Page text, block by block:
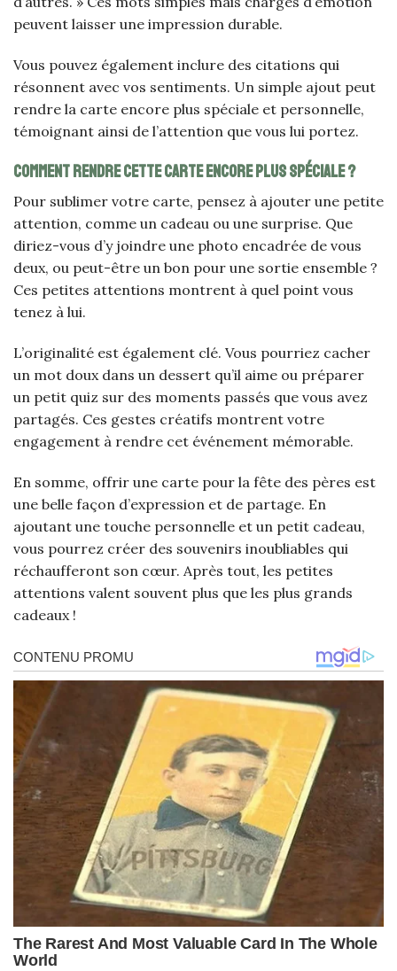
peuvent laisser une impression durable.
Vous pouvez également inclure des citations qui
résonnent avec vos sentiments. Un simple ajout peut
rendre la carte encore plus spéciale et personnelle,
témoignant ainsi de l’attention que vous lui portez.
Comment rendre cette carte encore plus spéciale ?
Pour sublimer votre carte, pensez à ajouter une petite
attention, comme un cadeau ou une surprise. Que
diriez-vous d’y joindre une photo encadrée de vous
deux, ou peut-être un bon pour une sortie ensemble ?
Ces petites attentions montrent à quel point vous
tenez à lui.
L’originalité est également clé. Vous pourriez cacher
un mot doux dans un dessert qu’il aime ou préparer
un petit quiz sur des moments passés que vous avez
partagés. Ces gestes créatifs montrent votre
engagement à rendre cet événement mémorable.
En somme, offrir une carte pour la fête des pères est
une belle façon d’expression et de partage. En
ajoutant une touche personnelle et un petit cadeau,
vous pourrez créer des souvenirs inoubliables qui
réchaufferont son cœur. Après tout, les petites
attentions valent souvent plus que les plus grands
cadeaux !